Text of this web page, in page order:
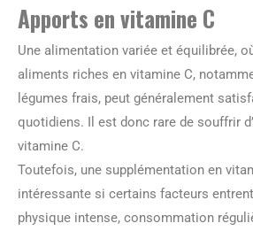
Apports en vitamine C
Une alimentation variée et équilibrée,
aliments riches en vitamine C,
légumes frais, peut généralement
quotidiens. Il est donc rare de souffrir
vitamine C.
Toutefois, une supplémentation en
intéressante si certains facteurs
physique intense, consommation